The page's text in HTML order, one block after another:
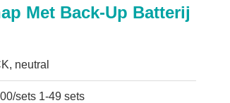
Met Back-Up Batterij
neutral
sets 1-49 sets